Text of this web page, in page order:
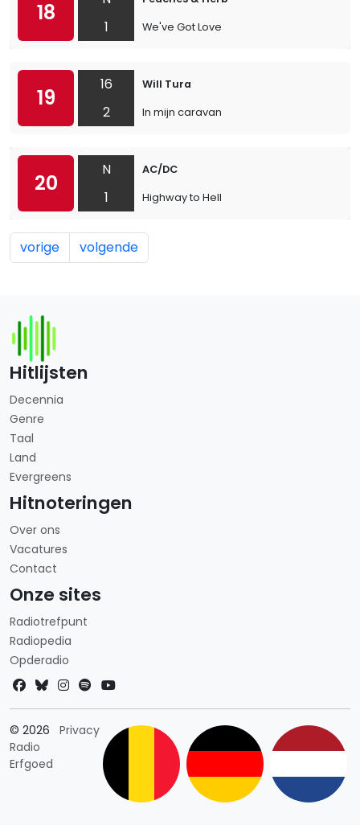
18
1
We've Got Love
19
16
2
Will Tura
In mijn caravan
20
N
1
AC/DC
Highway to Hell
vorige volgende
Hitlijsten
Decennia
Genre
Taal
Land
Evergreens
Hitnoteringen
Over ons
Vacatures
Contact
Onze sites
Radiotrefpunt
Radiopedia
Opderadio
© 2026
Radio
Erfgoed
PrivacyLandkeuze